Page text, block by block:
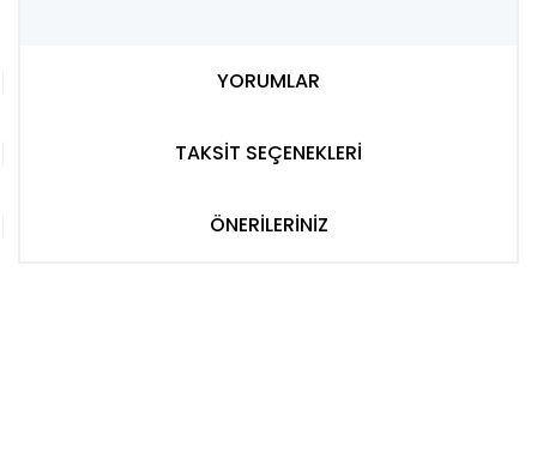
YORUMLAR
TAKSİT SEÇENEKLERİ
ÖNERİLERİNİZ